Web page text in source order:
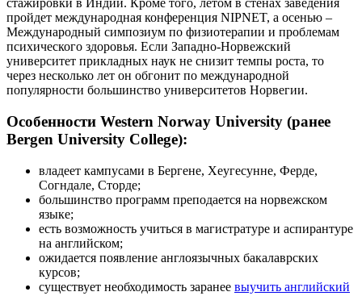
стажировки в Индии. Кроме того, летом в стенах заведения
пройдет международная конференция NIPNET, а осенью –
Международный симпозиум по физиотерапии и проблемам
психического здоровья. Если Западно-Норвежский
университет прикладных наук не снизит темпы роста, то
через несколько лет он обгонит по международной
популярности большинство университетов Норвегии.
Особенности Western Norway University (ранее
Bergen University College):
владеет кампусами в Бергене, Хеугесунне, Ферде,
Согндале, Сторде;
большинство программ преподается на норвежском
языке;
есть возможность учиться в магистратуре и аспирантуре
на английском;
ожидается появление англоязычных бакалаврских
курсов;
существует необходимость заранее выучить английский